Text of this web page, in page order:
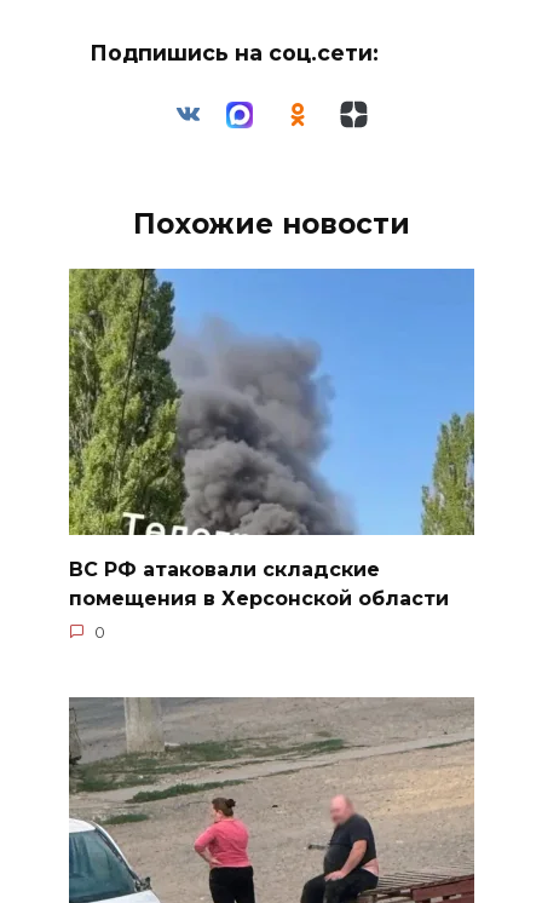
Подпишись на соц.сети:
Похожие новости
ВС РФ атаковали складские
помещения в Херсонской области
0